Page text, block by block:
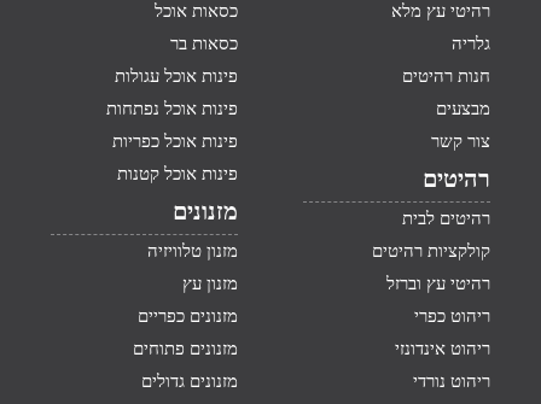
רהיטי עץ מלא
גלריה
חנות רהיטים
מבצעים
צור קשר
רהיטים
רהיטים לבית
קולקציות רהיטים
רהיטי עץ וברזל
ריהוט כפרי
ריהוט אינדונזי
ריהוט נורדי
כסאות אוכל
כסאות בר
פינות אוכל עגולות
פינות אוכל נפתחות
פינות אוכל כפריות
פינות אוכל קטנות
מזנונים
מזנון טלוויזיה
מזנון עץ
מזנונים כפריים
מזנונים פתוחים
מזנונים גדולים